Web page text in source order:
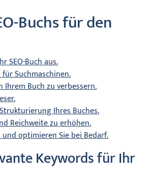
Buchs für den
SEO-Buch aus.
Suchmaschinen.
Buch zu verbessern.
Ihres Buches.
Reichweite zu erhöhen.
optimieren Sie bei Bedarf.
Keywords für Ihr